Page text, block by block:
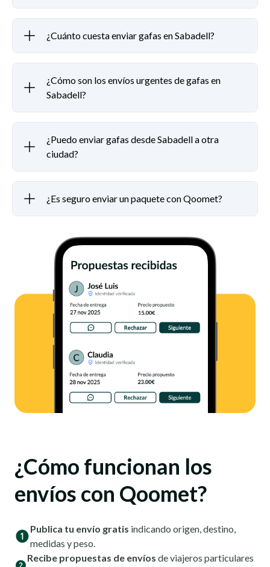
¿Cuánto cuesta enviar gafas en Sabadell?
¿Cómo son los envíos urgentes de gafas en
Sabadell?
¿Puedo enviar gafas desde Sabadell a otra
ciudad?
¿Es seguro enviar un paquete con Qoomet?
¿Cómo funcionan los
envíos con Qoomet?
Publica tu envío gratis indicando origen, destino,
medidas y peso.
Recibe propuestas de envíos de viajeros particulares